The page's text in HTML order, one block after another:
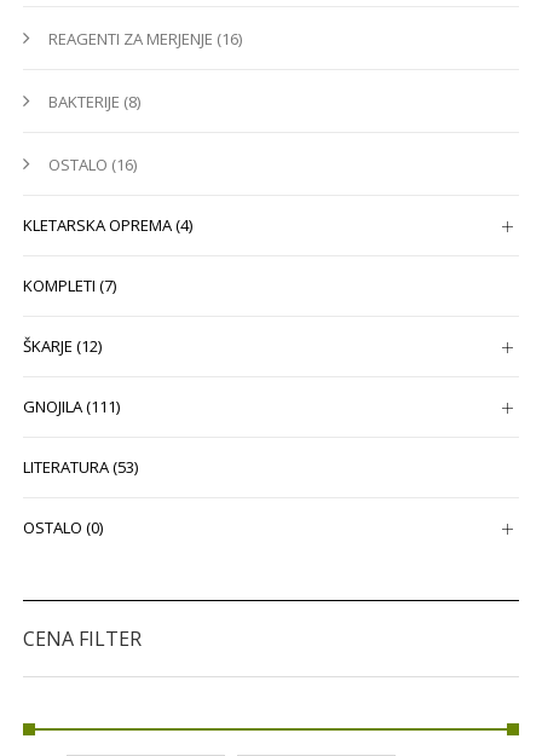
REAGENTI ZA MERJENJE (16)
BAKTERIJE (8)
OSTALO (16)
KLETARSKA OPREMA (4)
KOMPLETI (7)
ŠKARJE (12)
GNOJILA (111)
LITERATURA (53)
OSTALO (0)
CENA FILTER